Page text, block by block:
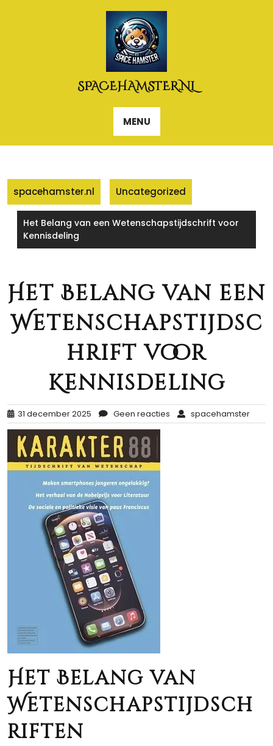
SPACEHAMSTER.NL
MENU
spacehamster.nl Uncategorized
Het Belang van een Wetenschapstijdschrift voor
Kennisdeling
Het Belang van een
Wetenschapstijdsc
hrift voor
Kennisdeling
31 december 2025 Geen reacties spacehamster
Het Belang van
Wetenschapstijdsch
riften